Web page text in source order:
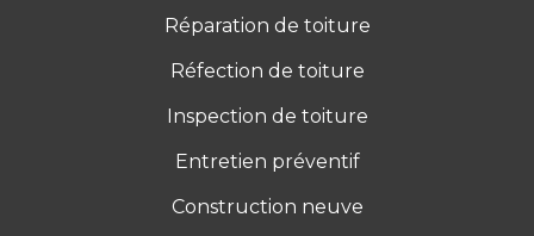
Réparation de toiture
Réfection de toiture
Inspection de toiture
Entretien préventif
Construction neuve